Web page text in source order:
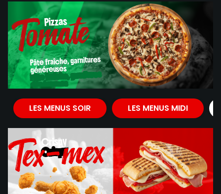
Pizzas
Pizzas
Tomate
Tomate
Pâte fraîche, garnitures
généreuses
Pâte fraîche, garnitures
généreuses
LES MENUS SOIR LES MENUS MIDI
Crispy
Crispy
Tex-mex